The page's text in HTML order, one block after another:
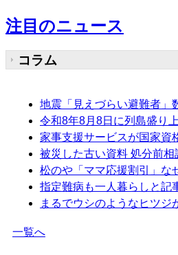
注目のニュース
コラム
地震「見えづらい避難者」
令和8年8月8日に列島盛り
家事支援サービスが国家資
被災した古い資料 処分前相
松のや「ママ応援割引」な
指定難病も一人暮らしと記
まるでウシのようなヒツジ
一覧へ